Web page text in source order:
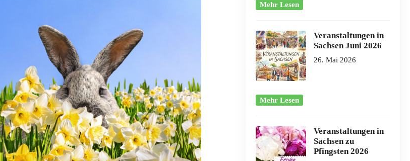
Mehr Lesen
Veranstaltungen in
Sachsen Juni 2026
26. Mai 2026
Mehr Lesen
Veranstaltungen in
Sachsen zu
Pfingsten 2026